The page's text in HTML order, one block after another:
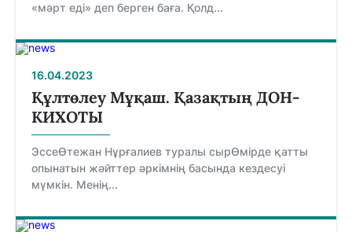
«мәрт еді» деп берген баға. Қолд...
16.04.2023
Құлтөлеу Мұқаш. Қазақтың ДОН-
КИХОТЫ
ЭссеӨтежан Нұрғалиев туралы сырӨмірде қатты
опынатын жәйттер әркімнің басында кездесуі
мүмкін. Менің...